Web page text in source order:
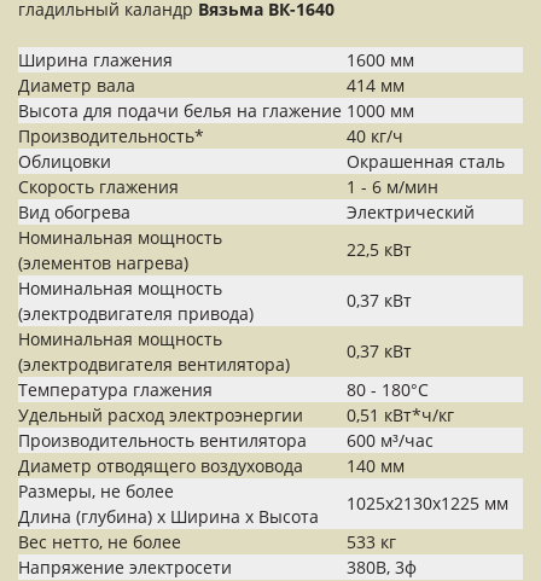
гладильный каландр Вязьма ВК-1640
Ширина глажения
1600 мм
Диаметр вала
414 мм
Высота для подачи белья на глажение 1000 мм
Производительность*
40 кг/ч
Облицовки
Окрашенная сталь
Скорость глажения
1 - 6 м/мин
Вид обогрева
Электрический
Номинальная мощность
(элементов нагрева)
22,5 кВт
Номинальная мощность
(электродвигателя привода)
0,37 кВт
Номинальная мощность
(электродвигателя вентилятора)
0,37 кВт
Температура глажения
80 - 180°С
Удельный расход электроэнергии
0,51 кВт*ч/кг
Производительность вентилятора
600 м³/час
Диаметр отводящего воздуховода
140 мм
Размеры, не более
Длина (глубина) х Ширина х Высота
1025х2130х1225 мм
Вес нетто, не более
533 кг
Напряжение электросети
380В, 3ф